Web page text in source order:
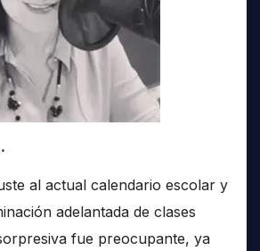
al actual calendario escolar y
adelantada de clases
fue preocupante, ya